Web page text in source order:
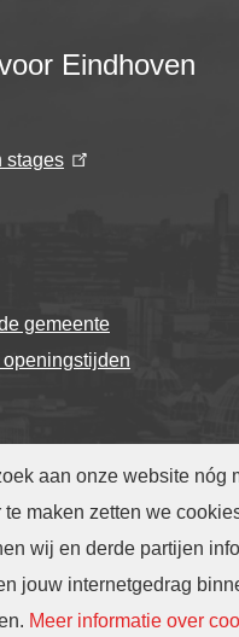
aan onze website nóg
maken zetten we
wij en derde partijen
jouw internetgedrag
. Meer informatie over
Eindhoven
stages
gemeente
2026